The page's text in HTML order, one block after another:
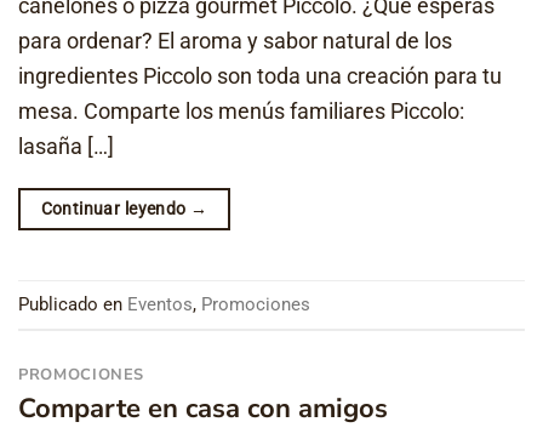
para ordenar? El aroma y sabor natural de los
ingredientes Piccolo son toda una creación para tu
mesa. Comparte los menús familiares Piccolo:
lasaña […]
Continuar leyendo →
Publicado en Eventos, Promociones
PROMOCIONES
Comparte en casa con amigos